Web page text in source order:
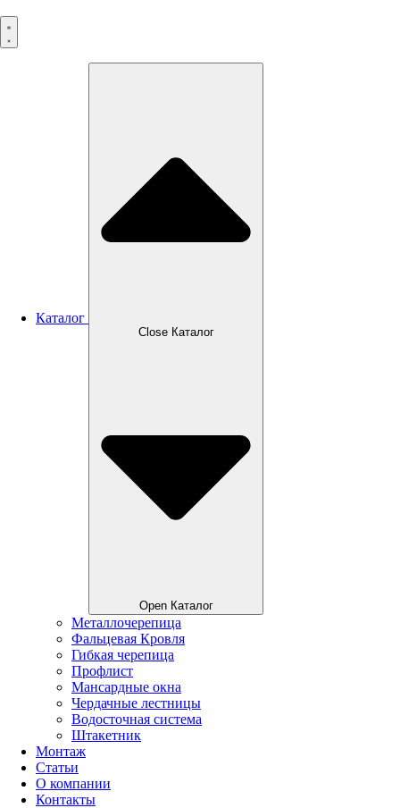
к
содержимому
Каталог
Close Каталог
Open Каталог
Металлочерепица
Фальцевая Кровля
Гибкая черепица
Профлист
Мансардные окна
Чердачные лестницы
Водосточная система
Штакетник
Монтаж
Статьи
О компании
Контакты